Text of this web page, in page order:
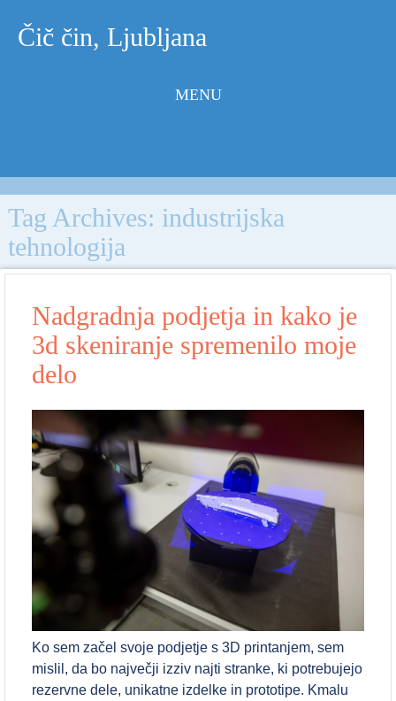
Čič čin, Ljubljana
MENU
Tag Archives: industrijska
tehnologija
Nadgradnja podjetja in kako je
3d skeniranje spremenilo moje
delo
Ko sem začel svoje podjetje s 3D printanjem, sem
mislil, da bo največji izziv najti stranke, ki potrebujejo
rezervne dele, unikatne izdelke in prototipe. Kmalu